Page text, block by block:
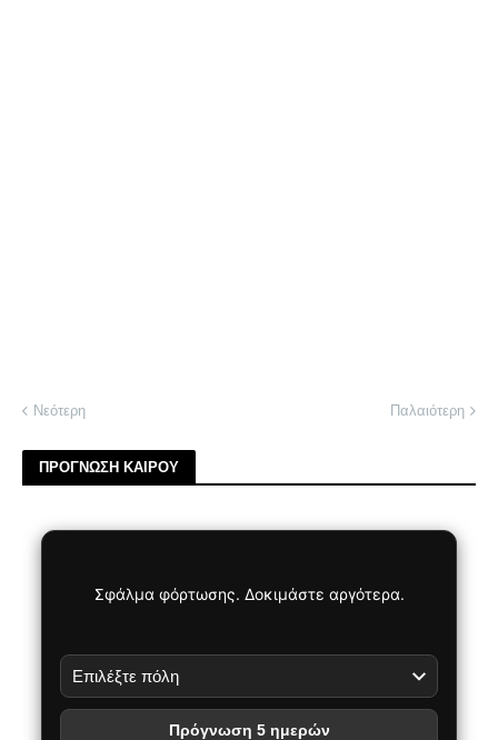
Νεότερη Παλαιότερη
ΠΡΟΓΝΩΣΗ ΚΑΙΡΟΥ
Σφάλμα φόρτωσης. Δοκιμάστε αργότερα.
Πρόγνωση 5 ημερών